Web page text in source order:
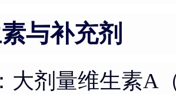
与补充剂
：大剂量维生素A